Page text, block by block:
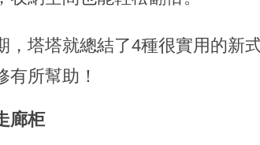
，塔塔就總結了4種很實用的新
有所幫助！
廊柜